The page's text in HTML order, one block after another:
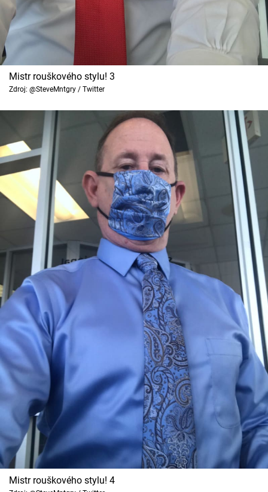
Mistr rouškového stylu! 3
Zdroj: @SteveMntgry / Twitter
Mistr rouškového stylu! 4